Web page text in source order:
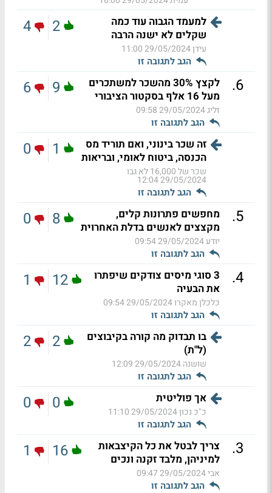
למעמד הגבוה עוד כמה
שקלים לא ישנה הרבה
עידן29/05/2024 11:00
הגב לתגובה זו
2
4
6
.
לקצץ 30% מהשכר למשתכרים
מעל 16 אלף בסקטור הציבורי
זליג29/05/2024 09:58
הגב לתגובה זו
9
6
זה שכר בינוני, ואם תוריד מס
הכנסה, ביטוח לאומי, ובריאות
שכר של 16,000 לא גבו
29/05/2024 12:04
הגב לתגובה זו
1
0
5
.
מחפשים פתרונות קלים,
מקצצים לאנשים בדלת האחרוית
יודע29/05/2024 09:54
הגב לתגובה זו
8
0
4
.
3 סוגי מיסים צודקים שיפתרו
את הבעיה
כלכלן מאקרו29/05/2024 09:54
הגב לתגובה זו
12
1
בו תבדוק מה קורה בקיבוצים
(ל"ת)
שושנה29/05/2024 12:09
הגב לתגובה זו
2
2
אך פוליטית
כ"כ נכון29/05/2024 11:10
הגב לתגובה זו
0
0
3
.
צריך לבטל את כל הקיצבאות
למיניהן, מלבד זקנה ונכים
אבי29/05/2024 09:47
הגב לתגובה זו
16
1